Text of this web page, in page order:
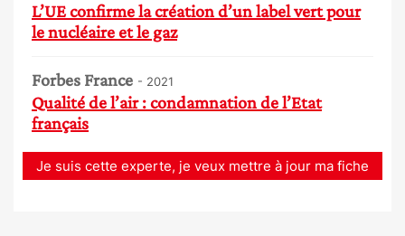
L’UE confirme la création d’un label vert pour
le nucléaire et le gaz
Forbes France - 2021
Qualité de l’air : condamnation de l’Etat
français
Je suis cette experte, je veux mettre à jour ma fiche